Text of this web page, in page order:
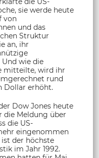
sie werde heute
von
und das
Struktur
an, ihr
wie die
mitteilte, wird ihr
rund
Dollar erhöht.
Dow Jones heute
die Meldung über
die US-
eingenommen
der höchste
im Jahr 1992.